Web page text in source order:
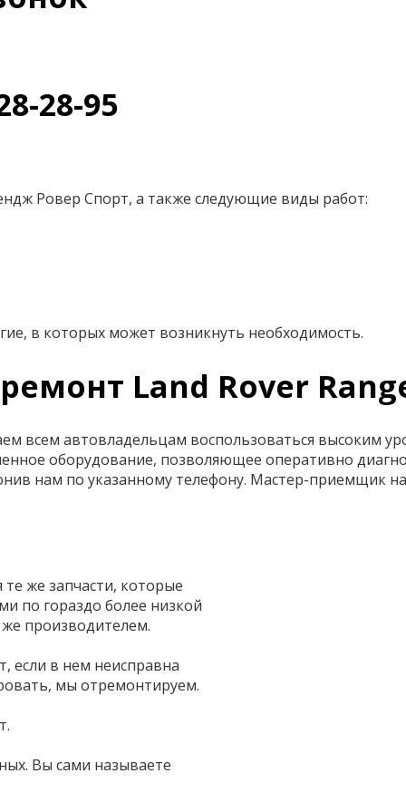
28-95
Ровер Спорт, а также следующие виды работ:
в которых может возникнуть необходимость.
Land Rover
всем автовладельцам воспользоваться высоким
оборудование, позволяющее оперативно
нам по указанному телефону. Мастер-приемщик
же запчасти, которые
по гораздо более низкой
производителем.
если в нем неисправна
мы отремонтируем.
Вы сами называете